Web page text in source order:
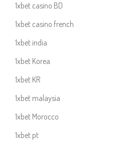
1xbet casino BD
1xbet casino french
1xbet india
1xbet Korea
1xbet KR
1xbet malaysia
1xbet Morocco
1xbet pt